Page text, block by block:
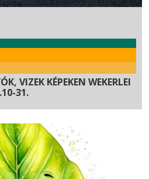
VIZEK KÉPEKEN WEKERLEI
31.